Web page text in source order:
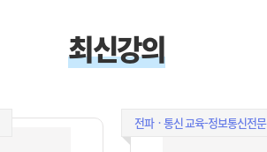
최신강의
전파ㆍ통신 교육-정보통신전문